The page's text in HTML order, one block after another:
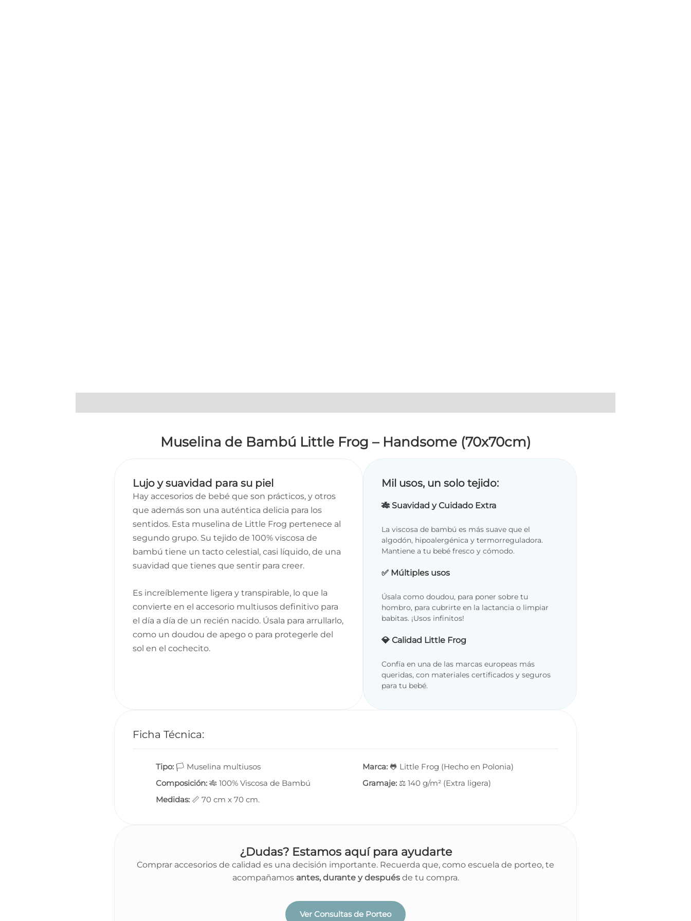
Muselina de Bambú Little Frog – Handsome (70x70cm)
Lujo y suavidad para su piel
Hay accesorios de bebé que son prácticos, y otros
que además son una auténtica delicia para los
sentidos. Esta muselina de Little Frog pertenece al
segundo grupo. Su tejido de 100% viscosa de
bambú tiene un tacto celestial, casi líquido, de una
suavidad que tienes que sentir para creer.
Es increíblemente ligera y transpirable, lo que la
convierte en el accesorio multiusos definitivo para
el día a día de un recién nacido. Úsala para arrullarlo,
como un doudou de apego o para protegerle del
sol en el cochecito.
Mil usos, un solo tejido:
🎋 Suavidad y Cuidado Extra
La viscosa de bambú es más suave que el
algodón, hipoalergénica y termorreguladora.
Mantiene a tu bebé fresco y cómodo.
✅ Múltiples usos
Úsala como doudou, para poner sobre tu
hombro, para cubrirte en la lactancia o limpiar
babitas. ¡Usos infinitos!
💎 Calidad Little Frog
Confía en una de las marcas europeas más
queridas, con materiales certificados y seguros
para tu bebé.
Ficha Técnica:
Tipo: 🏳️ Muselina multiusos Marca:🐸 Little Frog (Hecho en Polonia)
Composición: 🎋 100% Viscosa de Bambú Gramaje:⚖️ 140 g/m² (Extra ligera)
Medidas: 📏 70 cm x 70 cm.
¿Dudas? Estamos aquí para ayudarte
Comprar accesorios de calidad es una decisión importante. Recuerda que, como escuela de porteo, te
acompañamos antes, durante y despuésde tu compra.
Ver Consultas de Porteo